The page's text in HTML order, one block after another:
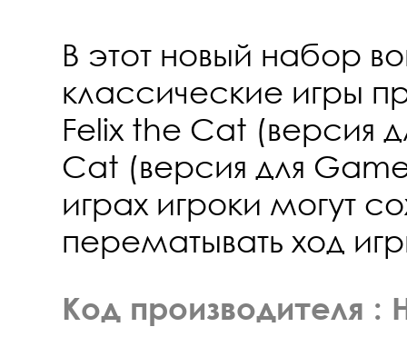
В этот новый набор
классические игры
Felix the Cat (версия
Cat (версия для
играх игроки могут
перематывать ход
Код производителя :